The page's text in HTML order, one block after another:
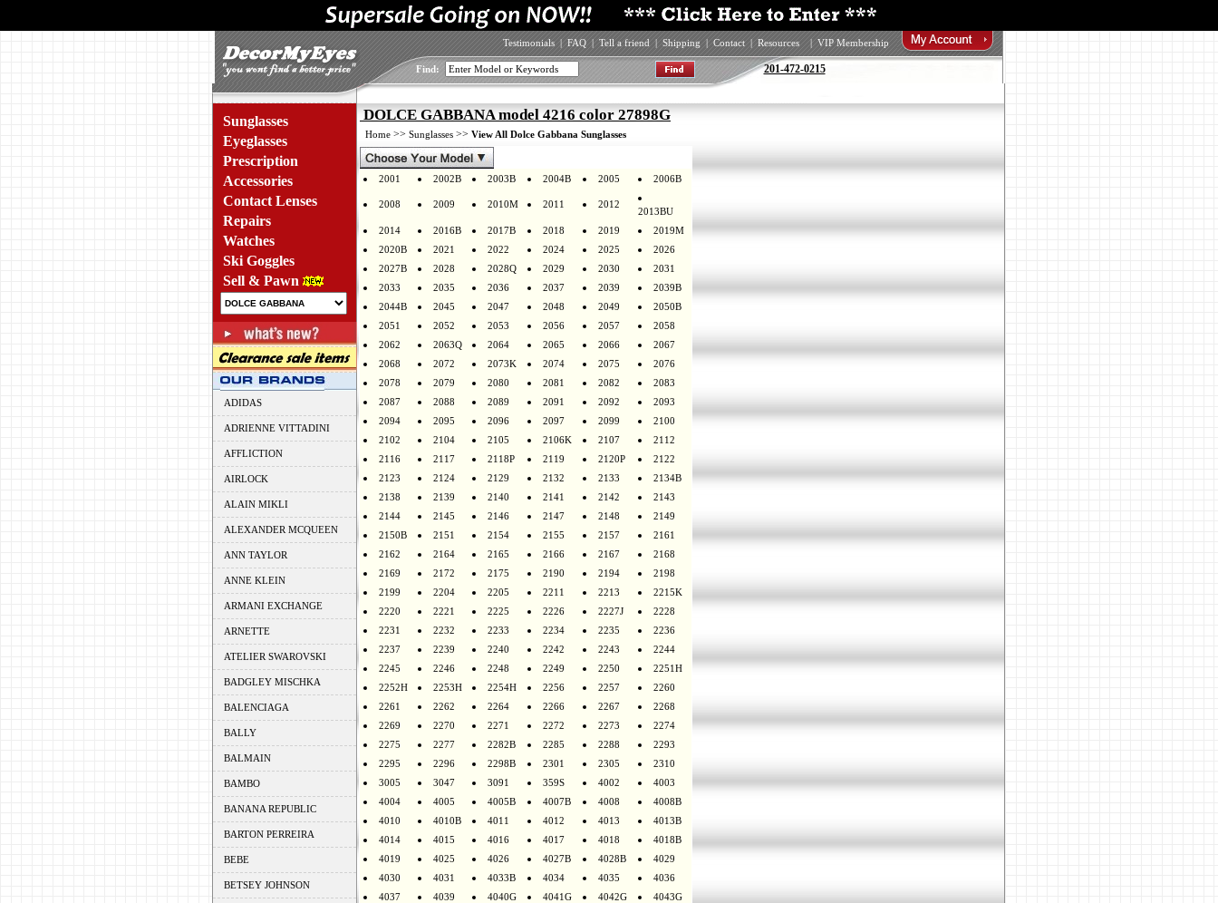
Testimonials | FAQ | Tell a friend | Shipping | Contact | Resources | VIP Membership
Find: 201-472-0215
Sunglasses
Eyeglasses
Prescription
Accessories
Contact Lenses
Repairs
Watches
Ski Goggles
Sell & Pawn
ADIDAS
ADRIENNE VITTADINI
AFFLICTION
AIRLOCK
ALAIN MIKLI
ALEXANDER MCQUEEN
ANN TAYLOR
ANNE KLEIN
ARMANI EXCHANGE
ARNETTE
ATELIER SWAROVSKI
BADGLEY MISCHKA
BALENCIAGA
BALLY
BALMAIN
BAMBO
BANANA REPUBLIC
BARTON PERREIRA
BEBE
BETSEY JOHNSON
DOLCE GABBANA model 4216 color 27898G
Home >> Sunglasses >> View All Dolce Gabbana Sunglasses
2001 2002B 2003B 2004B 2005 2006B
2008 2009 2010M 2011 2012
2013BU
2014
2016B 2017B 2018 2019
2019M
2020B
2021 2022 2024 2025
2026
2027B
2028 2028Q 2029 2030
2031
2033
2035 2036 2037 2039
2039B
2044B
2045 2047 2048 2049
2050B
2051
2052 2053 2056 2057
2058
2062
2063Q 2064 2065 2066
2067
2068
2072 2073K 2074 2075
2076
2078
2079 2080 2081 2082
2083
2087
2088 2089 2091 2092
2093
2094
2095 2096 2097 2099
2100
2102
2104 2105 2106K 2107
2112
2116
2117 2118P 2119 2120P
2122
2123
2124 2129 2132 2133
2134B
2138
2139 2140 2141 2142
2143
2144
2145 2146 2147 2148
2149
2150B
2151 2154 2155 2157
2161
2162
2164 2165 2166 2167
2168
2169
2172 2175 2190 2194
2198
2199
2204 2205 2211 2213
2215K
2220
2221 2225 2226 2227J
2228
2231
2232 2233 2234 2235
2236
2237
2239 2240 2242 2243
2244
2245
2246 2248 2249 2250
2251H
2252H
2253H 2254H 2256 2257
2260
2261
2262 2264 2266 2267
2268
2269
2270 2271 2272 2273
2274
2275
2277 2282B 2285 2288
2293
2295
2296 2298B 2301 2305
2310
3005
3047 3091 359S 4002
4003
4004
4005 4005B 4007B 4008
4008B
4010
4010B 4011 4012 4013
4013B
4014
4015 4016 4017 4018
4018B
4019
4025 4026 4027B 4028B
4029
4030
4031 4033B 4034 4035
4036
4037
4039 4040G 4041G 4042G
4043G